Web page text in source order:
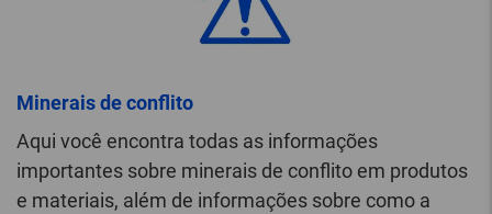
Minerais de conflito
Aqui você encontra todas as informações
importantes sobre minerais de conflito em produtos
e materiais, além de informações sobre como a